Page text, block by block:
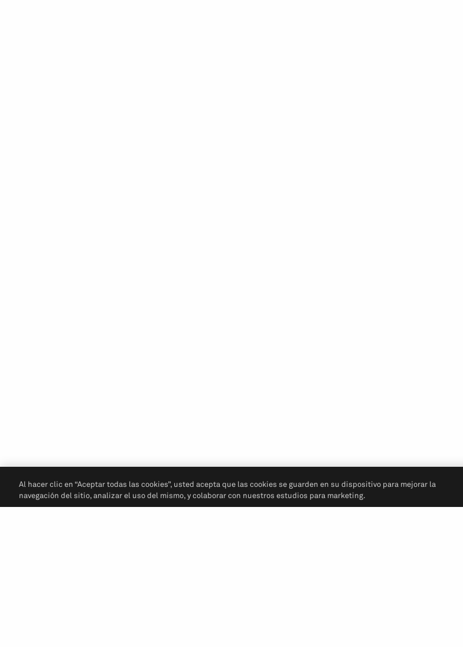
Al hacer clic en “Aceptar todas las cookies”, usted acepta que las cookies se guarden en su dispositivo para mejorar la
navegación del sitio, analizar el uso del mismo, y colaborar con nuestros estudios para marketing.